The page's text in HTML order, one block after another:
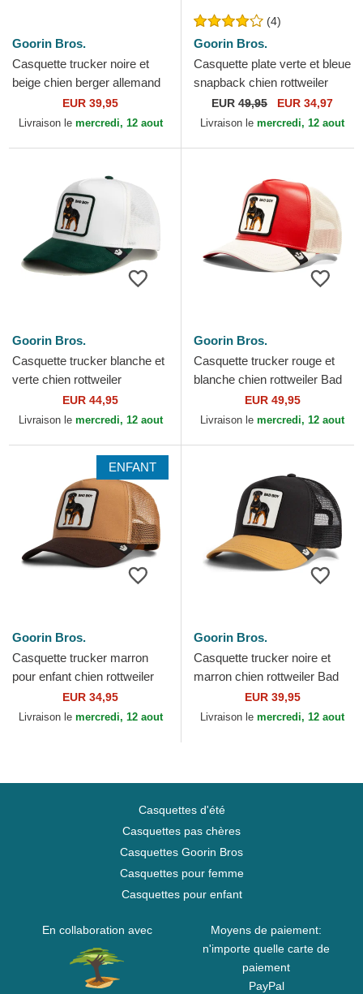
Goorin Bros.
Casquette trucker noire et
beige chien berger allemand
The Bad Boy The Farm
Goorin Bros.
EUR 39,95
Livraison le mercredi, 12 aout
(4)
Goorin Bros.
Casquette plate verte et bleue
snapback chien rottweiler
Bad Boy Top Dog The Farm
Flats Goorin Bros.
EUR 49,95 EUR 34,97
Livraison le mercredi, 12 aout
Goorin Bros.
Casquette trucker blanche et
verte chien rottweiler
Microsuede Bad Boy The
Farm Goorin Bros.
EUR 44,95
Livraison le mercredi, 12 aout
Goorin Bros.
Casquette trucker rouge et
blanche chien rottweiler Bad
Shleather Boy The Farm
Goorin Bros.
EUR 49,95
Livraison le mercredi, 12 aout
ENFANT
Goorin Bros.
Casquette trucker marron
pour enfant chien rottweiler
Bad Boy Mini The Farm
Goorin Bros.
EUR 34,95
Livraison le mercredi, 12 aout
Goorin Bros.
Casquette trucker noire et
marron chien rottweiler Bad
Boy The Farm Goorin Bros.
EUR 39,95
Livraison le mercredi, 12 aout
Casquettes d'été
Casquettes pas chères
Casquettes Goorin Bros
Casquettes pour femme
Casquettes pour enfant
En collaboration avec
Moyens de paiement:
n'importe quelle carte de
paiement
PayPal